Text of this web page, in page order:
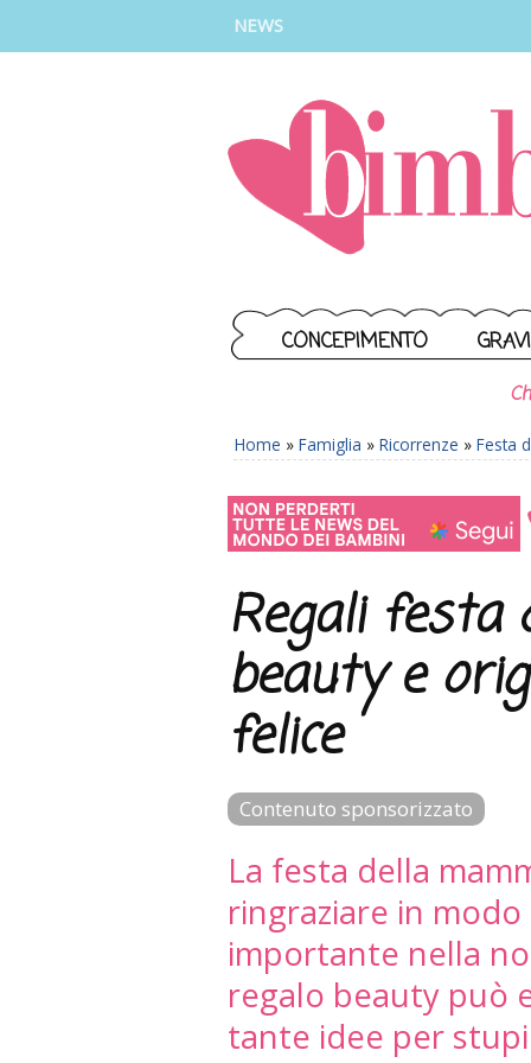
NEWS
CONCEPIMENTO
Home » Famiglia » Ricorrenze » Festa
Regali festa
beauty e
felice
Contenuto sponsorizzato
La festa della
ringraziare in
importante nella
regalo beauty può
tante idee per